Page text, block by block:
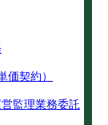
契約）
監理業務委託